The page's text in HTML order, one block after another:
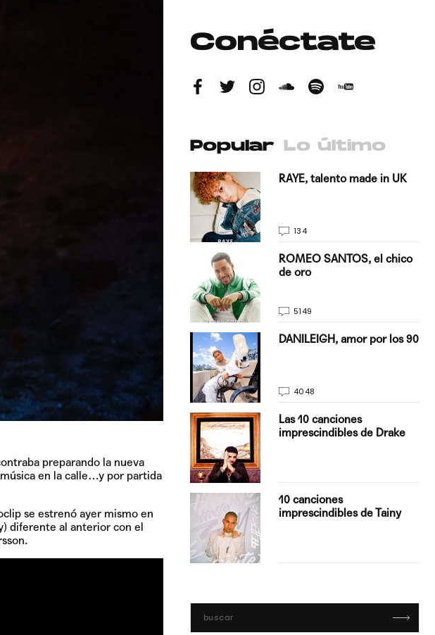
preparando la nueva
en la calle…y por partida
se estrenó ayer mismo en
diferente al anterior con el
Conéctate
Popular Lo último
Quiles de 'La…
GRIFF, el futuro del
RAYE, talento made in UK
134
ROMEO SANTOS, el chico
de oro
5149
DANILEIGH, amor por los 90
4048
Las 10 canciones
imprescindibles de Drake
10 canciones
imprescindibles de Tainy